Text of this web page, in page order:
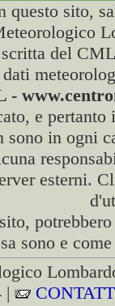
sito,
del
e
in ogni
esterni.
sono e
|